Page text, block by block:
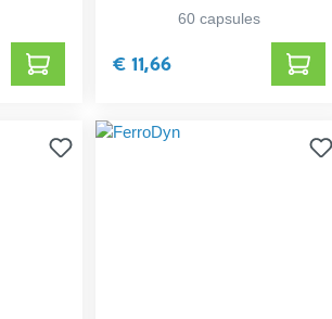
60 capsules
€ 11,66